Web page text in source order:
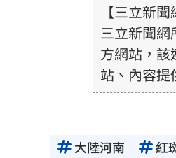
【三立新
三立新聞
方網站，
站、內容提
或合法性。
用者自負全
大陸河南 紅